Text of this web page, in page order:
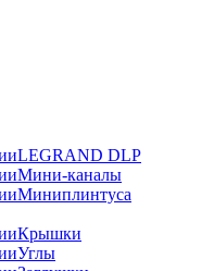
LEGRAND DLP
Мини-каналы
Миниплинтуса
Крышки
Углы